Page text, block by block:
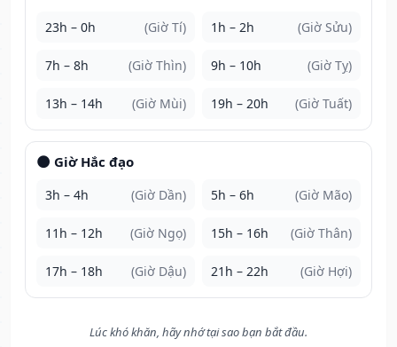
23h – 0h (Giờ Tí) 1h – 2h (Giờ Sửu)
7h – 8h (Giờ Thìn) 9h – 10h (Giờ Tỵ)
13h – 14h (Giờ Mùi) 19h – 20h (Giờ Tuất)
🌑 Giờ Hắc đạo
3h – 4h (Giờ Dần) 5h – 6h (Giờ Mão)
11h – 12h (Giờ Ngọ) 15h – 16h (Giờ Thân)
17h – 18h (Giờ Dậu) 21h – 22h (Giờ Hợi)
Lúc khó khăn, hãy nhớ tại sao bạn bắt đầu.